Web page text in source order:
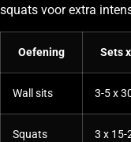
squats voor extra
Oefening Sets
Wall sits 3-5 x
Squats 3 x 15-